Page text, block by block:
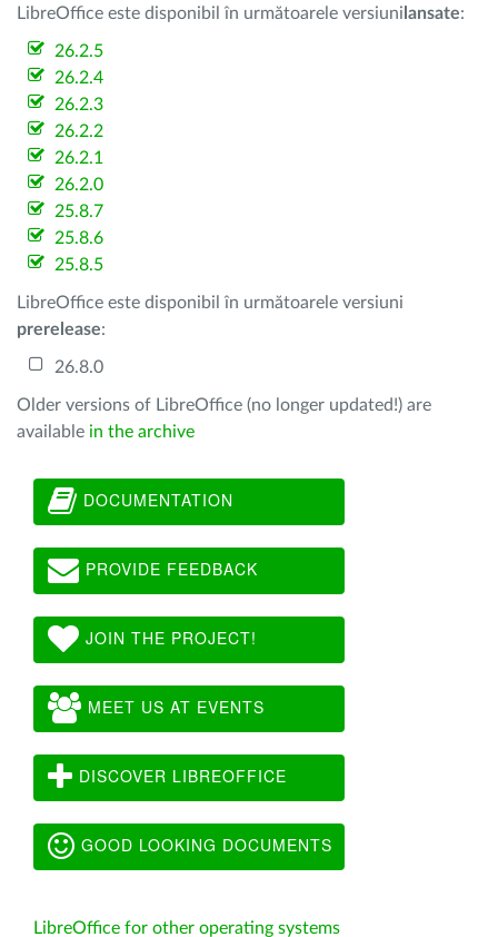
LibreOffice este disponibil în următoarele versiuni lansate:
26.2.5
26.2.4
26.2.3
26.2.2
26.2.1
26.2.0
25.8.7
25.8.6
25.8.5
LibreOffice este disponibil în următoarele versiuni
prerelease:
26.8.0
Older versions of LibreOffice (no longer updated!) are
available in the archive
DOCUMENTATION
PROVIDE FEEDBACK
JOIN THE PROJECT!
MEET US AT EVENTS
DISCOVER LIBREOFFICE
GOOD LOOKING DOCUMENTS
LibreOffice for other operating systems